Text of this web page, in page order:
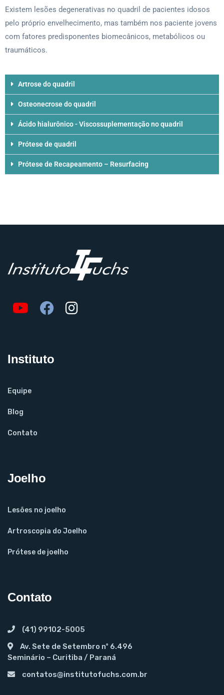
Existem lesões degenerativas no quadril de pacientes idosos
pelo próprio envelhecimento, mas também nos paciente jovens
com fatores predisponentes biomecânicos, metabólicos ou
traumáticos.
Artrose do quadril
Osteonecrose do quadril
Ácido hialurônico - Viscossuplementação no quadril
Prótese de quadril
Prótese de Recapeamento – Resurfacing
Instituto
Equipe
Blog
Contato
Joelho
Lesões no joelho
Artroscopia do Joelho
Prótese de joelho
Contato
(41) 99102-5005
Av. Sete de Setembro nº 6.496
Seminário – Curitiba / Paraná
contatos@institutofuchs.com.br